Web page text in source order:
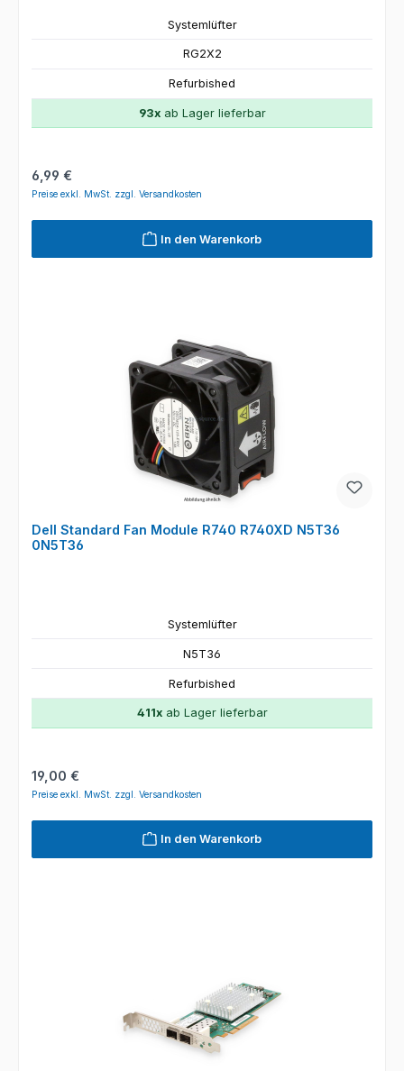
Systemlüfter
RG2X2
Refurbished
93xab Lager lieferbar
Regulärer Preis:
6,99 €
Preise exkl. MwSt. zzgl. Versandkosten
In den Warenkorb
Dell Standard Fan Module R740 R740XD N5T36
0N5T36
Systemlüfter
N5T36
Refurbished
411xab Lager lieferbar
Regulärer Preis:
19,00 €
Preise exkl. MwSt. zzgl. Versandkosten
In den Warenkorb